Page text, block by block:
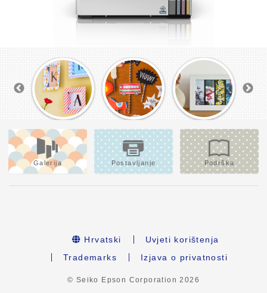
Galerija Postavljanje Podrška
Hrvatski
Uvjeti korištenja
Trademarks
Izjava o privatnosti
© Seiko Epson Corporation2026